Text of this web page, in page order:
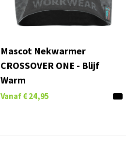
Mascot Nekwarmer
CROSSOVER ONE - Blijf
Warm
Vanaf€ 24,95